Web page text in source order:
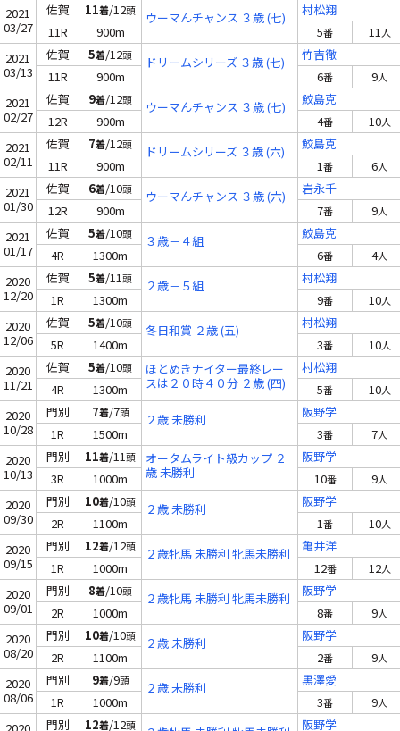
2021
03/27
佐賀 11着/12頭 ウーマんチャンス ３歳 (七)
村松翔
11R
900m 5番 11人
2021
03/13
佐賀 5着/12頭 ドリームシリーズ ３歳 (七)
竹吉徹
11R
900m 6番 9人
2021
02/27
佐賀 9着/12頭 ウーマんチャンス ３歳 (七)
鮫島克
12R
900m 4番 10人
2021
02/11
佐賀 7着/12頭 ドリームシリーズ ３歳 (六)
鮫島克
11R
900m 1番 6人
2021
01/30
佐賀 6着/10頭 ウーマんチャンス ３歳 (六)
岩永千
12R
900m 7番 9人
2021
01/17
佐賀 5着/10頭 ３歳－４組
鮫島克
4R
1300m 6番 4人
2020
12/20
佐賀 5着/11頭 ２歳－５組
村松翔
1R
1300m 9番 10人
2020
12/06
佐賀 5着/10頭 冬日和賞 ２歳 (五)
村松翔
5R
1400m 3番 10人
2020
11/21
佐賀 5着/10頭
ほとめきナイター最終レー
スは２０時４０分 ２歳 (四)
村松翔
4R
1300m 5番 10人
2020
10/28
門別 7着/7頭 ２歳 未勝利
阪野学
1R
1500m 3番 7人
2020
10/13
門別 11着/11頭
オータムライト級カップ ２
歳 未勝利
阪野学
3R
1000m 10番 9人
2020
09/30
門別 10着/10頭 ２歳 未勝利
阪野学
2R
1100m 1番 10人
2020
09/15
門別 12着/12頭 ２歳牝馬 未勝利 牝馬未勝利
亀井洋
1R
1000m 12番 12人
2020
09/01
門別 8着/10頭 ２歳牝馬 未勝利 牝馬未勝利
阪野学
2R
1000m 8番 9人
2020
08/20
門別 10着/10頭 ２歳 未勝利
阪野学
2R
1100m 2番 9人
2020
08/06
門別 9着/9頭 ２歳 未勝利
黒澤愛
1R
1000m 3番 9人
門別 12着/12頭 阪野学